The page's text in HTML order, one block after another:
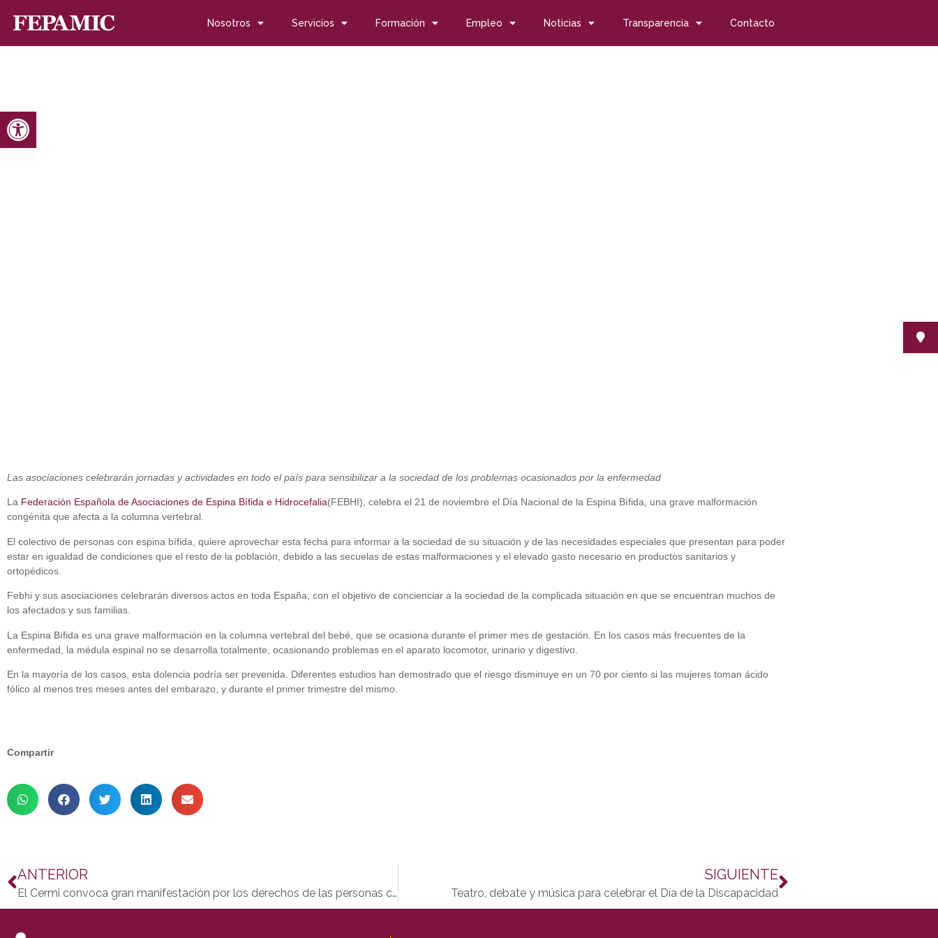
Abrir barra de herramientas
Nosotros Servicios Formación Empleo Noticias Transparencia Contacto
Las asociaciones celebrarán jornadas y actividades en todo el país para sensibilizar a la sociedad de los problemas ocasionados por la enfermedad
La Federación Española de Asociaciones de Espina Bífida e Hidrocefalia(FEBHI), celebra el 21 de noviembre el Día Nacional de la Espina Bífida, una grave malformación
congénita que afecta a la columna vertebral.
El colectivo de personas con espina bífida, quiere aprovechar esta fecha para informar a la sociedad de su situación y de las necesidades especiales que presentan para poder
estar en igualdad de condiciones que el resto de la población, debido a las secuelas de estas malformaciones y el elevado gasto necesario en productos sanitarios y
ortopédicos.
Febhi y sus asociaciones celebrarán diversos actos en toda España, con el objetivo de concienciar a la sociedad de la complicada situación en que se encuentran muchos de
los afectados y sus familias.
La Espina Bífida es una grave malformación en la columna vertebral del bebé, que se ocasiona durante el primer mes de gestación. En los casos más frecuentes de la
enfermedad, la médula espinal no se desarrolla totalmente, ocasionando problemas en el aparato locomotor, urinario y digestivo.
En la mayoría de los casos, esta dolencia podría ser prevenida. Diferentes estudios han demostrado que el riesgo disminuye en un 70 por ciento si las mujeres toman ácido
fólico al menos tres meses antes del embarazo, y durante el primer trimestre del mismo.
Compartir
ANTERIOR
El Cermi convoca gran manifestación por los derechos de las personas con discapacidad
SIGUIENTE
Teatro, debate y música para celebrar el Día de la Discapacidad